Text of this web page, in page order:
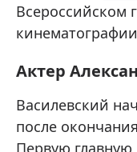
Всероссийском
Актер
Василевский
после
Первую главную